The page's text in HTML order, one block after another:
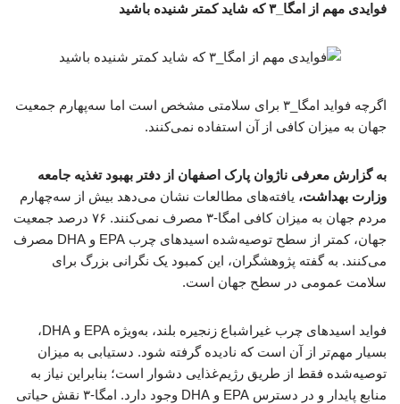
فوایدی مهم از امگا_۳ که شاید کمتر شنیده باشید
اگرچه فواید امگا_۳ برای سلامتی مشخص است اما سه‌پهارم جمعیت
جهان به میزان کافی از آن استفاده نمی‌کنند.
به گزارش معرفی ناژوان پارک اصفهان از دفتر بهبود تغذیه جامعه
وزارت بهداشت، یافته‌های مطالعات نشان می‌دهد بیش از سه‌چهارم
مردم جهان به میزان کافی امگا-۳ مصرف نمی‌کنند. ۷۶ درصد جمعیت
جهان، کمتر از سطح توصیه‌شده اسیدهای چرب EPA و DHA مصرف
می‌کنند. به گفته پژوهشگران، این کمبود یک نگرانی بزرگ برای
سلامت عمومی در سطح جهان است.
فواید اسیدهای چرب غیراشباع زنجیره بلند، به‌ویژه EPA و DHA،
بسیار مهم‌تر از آن است که نادیده گرفته شود. دستیابی به میزان
توصیه‌شده فقط از طریق رژیم‌غذایی دشوار است؛ بنابراین نیاز به
منابع پایدار و در دسترس EPA و DHA وجود دارد. امگا-۳ نقش حیاتی